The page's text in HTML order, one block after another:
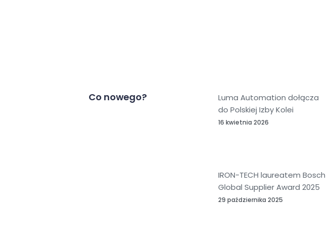
Co nowego?
Luma Automation dołącza
do Polskiej Izby Kolei
16 kwietnia 2026
IRON-TECH laureatem Bosch
Global Supplier Award 2025
29 października 2025